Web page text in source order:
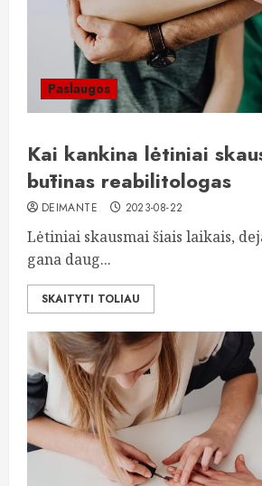
Paslaugos
Kai kankina lėtiniai
būtinas reabilitologas
DEIMANTE 2023-08-22
Lėtiniai skausmai šiais laikais,
gana daug...
SKAITYTI TOLIAU